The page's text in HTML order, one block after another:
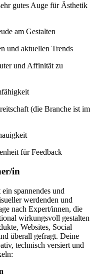
gutes Auge für Ästhetik
am Gestalten
und aktuellen Trends
und Affinität zu
(die Branche ist im
für Feedback
in
spannendes und
werdenden und
nach Expert/innen, die
wirkungsvoll gestalten
Websites, Social
überall gefragt. Deine
technisch versiert und